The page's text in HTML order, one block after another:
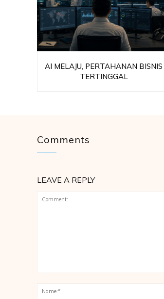
AI MELAJU, PERTAHANAN BISNIS
TERTINGGAL
Comments
LEAVE A REPLY